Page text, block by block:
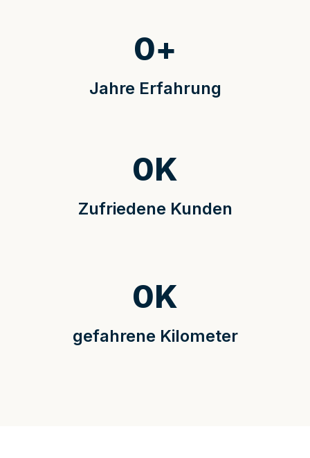
Jahre Erfahrung
0+
Zufriedene Kunden
0K
gefahrene Kilometer
0K